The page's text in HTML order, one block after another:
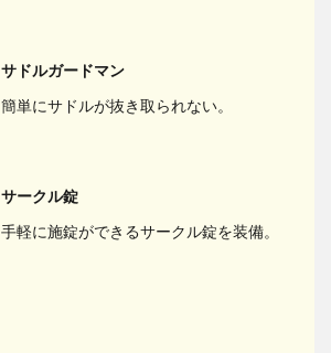
サドルガードマン
簡単にサドルが抜き取られない。
サークル錠
手軽に施錠ができるサークル錠を装備。